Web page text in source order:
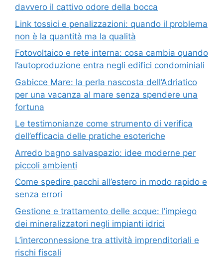
davvero il cattivo odore della bocca
Link tossici e penalizzazioni: quando il problema
non è la quantità ma la qualità
Fotovoltaico e rete interna: cosa cambia quando
l’autoproduzione entra negli edifici condominiali
Gabicce Mare: la perla nascosta dell’Adriatico
per una vacanza al mare senza spendere una
fortuna
Le testimonianze come strumento di verifica
dell’efficacia delle pratiche esoteriche
Arredo bagno salvaspazio: idee moderne per
piccoli ambienti
Come spedire pacchi all’estero in modo rapido e
senza errori
Gestione e trattamento delle acque: l’impiego
dei mineralizzatori negli impianti idrici
L’interconnessione tra attività imprenditoriali e
rischi fiscali